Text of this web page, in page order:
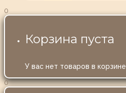
0
Корзина пуста
У вас нет товаров в корзине
0